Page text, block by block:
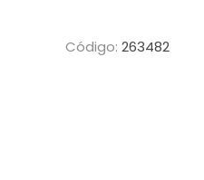
Código: 263482